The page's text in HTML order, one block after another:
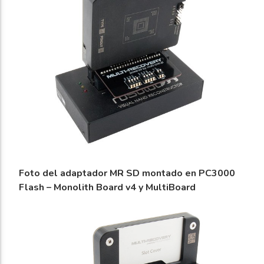
Foto del adaptador MR SD montado en PC3000
Flash – Monolith Board v4 y MultiBoard